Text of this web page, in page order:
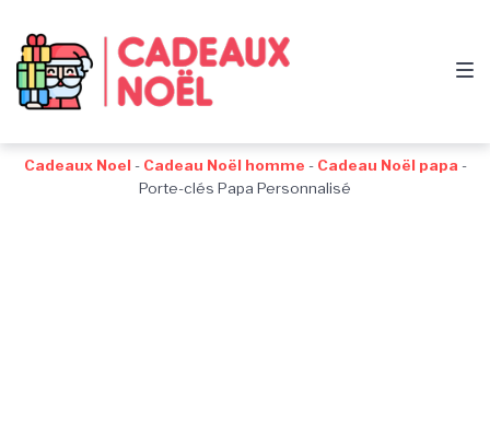
navigation
au
contenu
au
pied
de
Cadeaux Noel - Cadeau Noël homme - Cadeau Noël papa -
Porte-clés Papa Personnalisé